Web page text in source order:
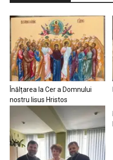
Înălțarea la Cer a Domnului
nostru Iisus Hristos